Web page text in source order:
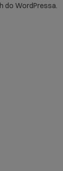
do WordPressa.